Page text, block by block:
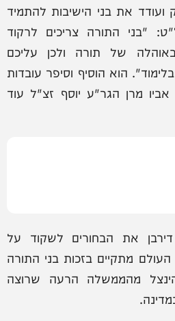
ועודד את בני הישיבות להתמיד
"בני התורה צריכים לרקוד
של תורה ולכן עליכם
הוא הוסיף וסיפר עובדות
מרן הגר"ע יוסף זצ"ל עוד
את הבחורים לשקוד על
מתקיים בזכות בני התורה
מהממשלה הרעה שרוצה